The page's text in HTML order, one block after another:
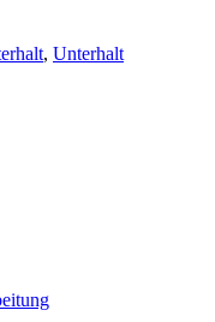
, Unterhalt